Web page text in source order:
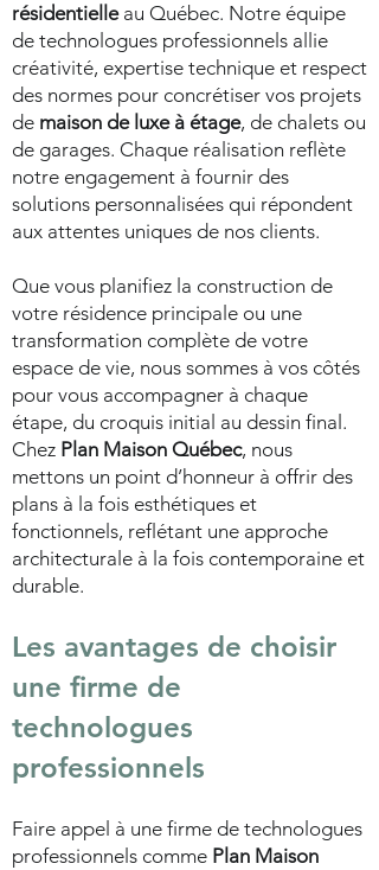
résidentielleau Québec. Notre équipe
de technologues professionnels allie
créativité, expertise technique et respect
des normes pour concrétiser vos projets
de maison de luxe à étage, de chalets ou
de garages. Chaque réalisation reflète
notre engagement à fournir des
solutions personnalisées qui répondent
aux attentes uniques de nos clients.
Que vous planifiez la construction de
votre résidence principale ou une
transformation complète de votre
espace de vie, nous sommes à vos côtés
pour vous accompagner à chaque
étape, du croquis initial au dessin final.
Chez Plan Maison Québec, nous
mettons un point d’honneur à offrir des
plans à la fois esthétiques et
fonctionnels, reflétant une approche
architecturale à la fois contemporaine et
durable.
Les avantages de choisir
une firme de
technologues
professionnels
Faire appel à une firme de technologues
professionnels comme Plan Maison